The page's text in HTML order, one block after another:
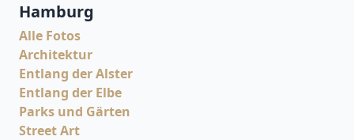
Hamburg
Alle Fotos
Architektur
Entlang der Alster
Entlang der Elbe
Parks und Gärten
Street Art